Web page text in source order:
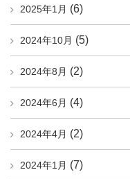
2025年1月 (6)
2024年10月 (5)
2024年8月 (2)
2024年6月 (4)
2024年4月 (2)
2024年1月 (7)